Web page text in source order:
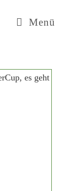
Menü